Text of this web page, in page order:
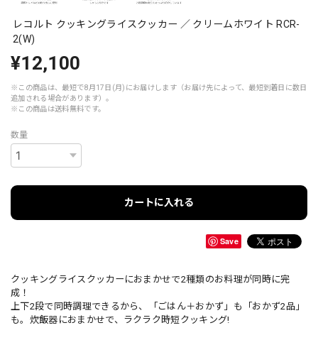
レコルト クッキングライスクッカー ／ クリームホワイト RCR-
2(W)
¥12,100
※この商品は、最短で8月17日(月)にお届けします（お届け先によって、最短到着日に数日
追加される場合があります）。
※この商品は送料無料です。
数量
カートに入れる
Save
クッキングライスクッカーにおまかせで2種類のお料理が同時に完
成！
上下2段で同時調理できるから、「ごはん＋おかず」も「おかず2品」
も。炊飯器におまかせで、ラクラク時短クッキング!